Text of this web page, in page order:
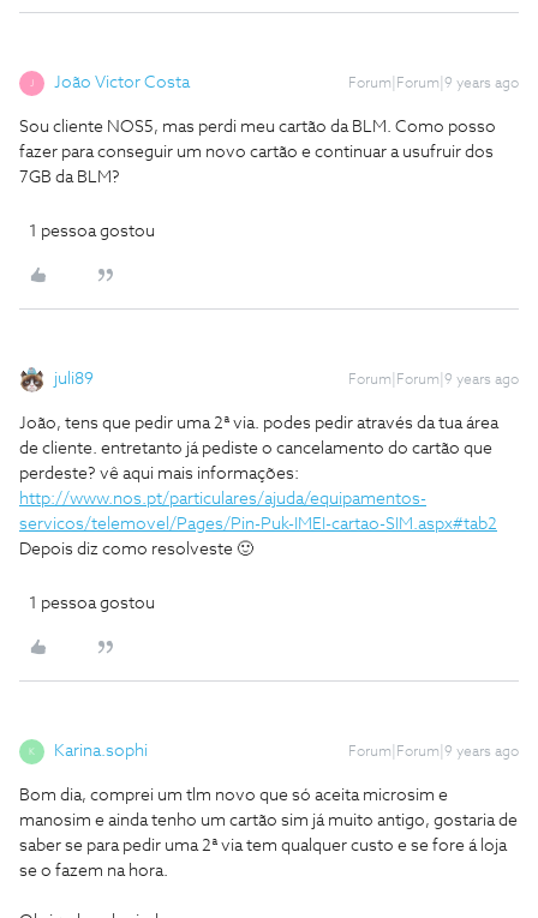
João Victor Costa Forum|Forum|9 years ago
Sou cliente NOS5, mas perdi meu cartão da BLM. Como posso
fazer para conseguir um novo cartão e continuar a usufruir dos
7GB da BLM?
1 pessoa gostou
juli89 Forum|Forum|9 years ago
João, tens que pedir uma 2ª via. podes pedir através da tua área
de cliente. entretanto já pediste o cancelamento do cartão que
perdeste? vê aqui mais informações:
http://www.nos.pt/particulares/ajuda/equipamentos-
servicos/telemovel/Pages/Pin-Puk-IMEI-cartao-SIM.aspx#tab2
Depois diz como resolveste 🙂
1 pessoa gostou
K Karina.sophi Forum|Forum|9 years ago
Bom dia, comprei um tlm novo que só aceita microsim e
manosim e ainda tenho um cartão sim já muito antigo, gostaria de
saber se para pedir uma 2ª via tem qualquer custo e se fore á loja
se o fazem na hora.